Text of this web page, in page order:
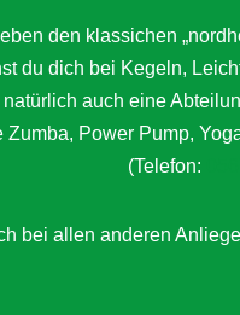
den klassichen
du dich bei Kegeln,
auch eine
Power Pump,
(Telefon:
bei allen anderen